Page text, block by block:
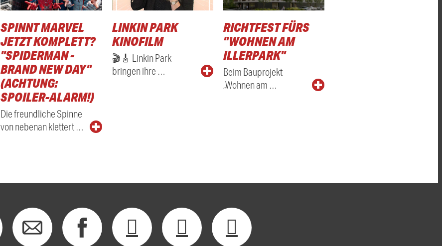
SPINNT MARVEL
JETZT KOMPLETT?
"SPIDERMAN -
BRAND NEW DAY"
(ACHTUNG:
SPOILER-ALARM!)
Die freundliche Spinne
von nebenan klettert …
LINKIN PARK
KINOFILM
🎬🎸 Linkin Park
bringen ihre …
RICHTFEST FÜRS
"WOHNEN AM
ILLERPARK"
Beim Bauprojekt
„Wohnen am …